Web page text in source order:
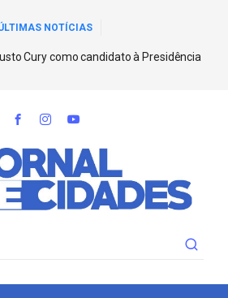
NOTÍCIAS
Cury como candidato à Presidência